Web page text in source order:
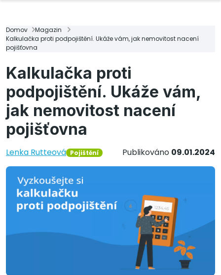
Domov
Magazin
Kalkulačka proti podpojištění. Ukáže vám, jak nemovitost nacení
pojišťovna
Kalkulačka proti
podpojištění. Ukáže vám,
jak nemovitost nacení
pojišťovna
Lenka Rutteová Pojištění Publikováno 09.01.2024